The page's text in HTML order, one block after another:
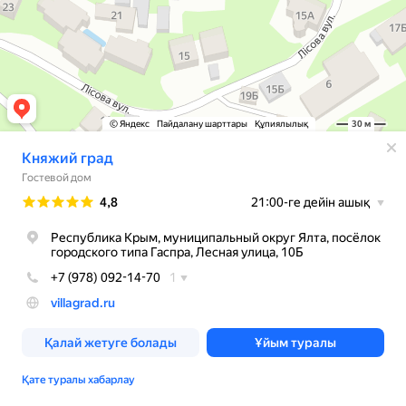
© Яндекс Пайдалану шарттары Құпиялылық 30 м
Княжий град
Гостевой дом
Рейтинг
4,8 21:00-ге дейін ашық
Республика Крым, муниципальный округ Ялта, посёлок
городского типа Гаспра, Лесная улица, 10Б
+7 (978) 092-14-70
1
villagrad.ru
Қалай жетуге болады Ұйым туралы
Қате туралы хабарлау